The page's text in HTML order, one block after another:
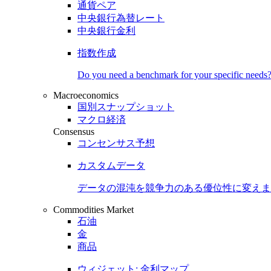
通貨ペア
中央銀行為替レート
中央銀行金利
指数作成
Do you need a benchmark for your specific needs?
Macroeconomics
国別スナップショット
マクロ経済
Consensus
コンセンサス予想
カスタムデータ
データの混沌を競争力のある優位性に変え
Commodities Market
石油
金
商品
ウィジェット: 金利マップ